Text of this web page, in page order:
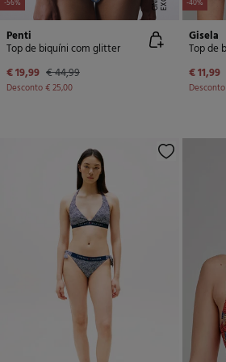
-56%
Penti
Top de biquíni com glitter
€ 19,99 € 44,99
Desconto€ 25,00
-40%
Gisela
€ 11,99
Desconto